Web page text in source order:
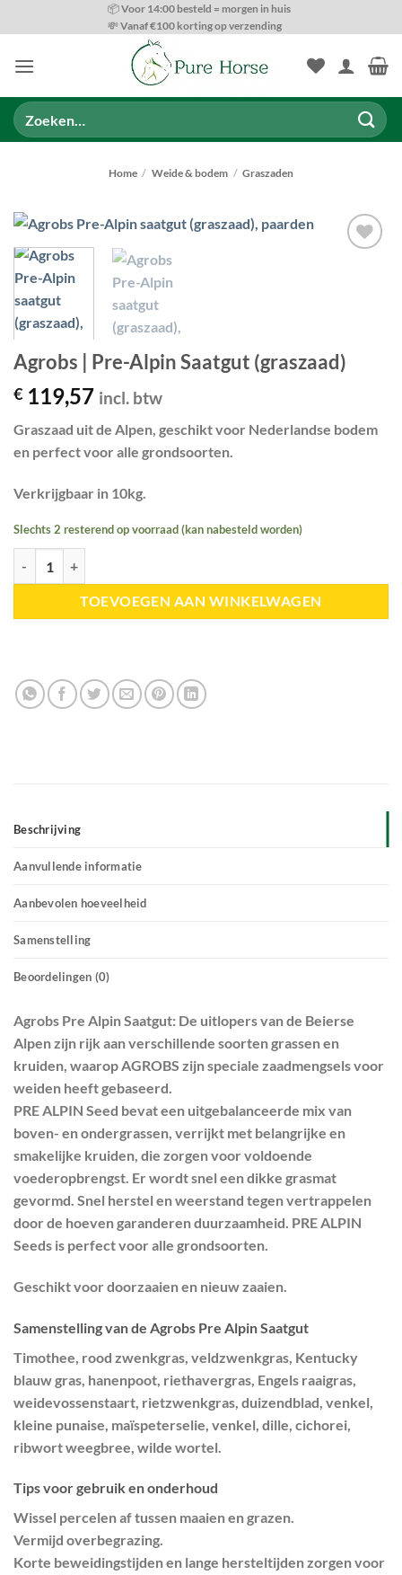
naar
📦 Voor 14:00 besteld = morgen in huis
💸 Vanaf €100 korting op verzending
Zoeken
naar:
Home / Weide & bodem / Graszaden
Agrobs | Pre-Alpin Saatgut (graszaad)
€ 119,57 incl. btw
Graszaad uit de Alpen, geschikt voor Nederlandse bodem
en perfect voor alle grondsoorten.
Verkrijgbaar in 10kg.
Slechts 2 resterend op voorraad (kan nabesteld worden)
TOEVOEGEN AAN WINKELWAGEN
Beschrijving
Aanvullende informatie
Aanbevolen hoeveelheid
Samenstelling
Beoordelingen (0)
Agrobs Pre Alpin Saatgut: De uitlopers van de Beierse
Alpen zijn rijk aan verschillende soorten grassen en
kruiden, waarop AGROBS zijn speciale zaadmengsels voor
weiden heeft gebaseerd.
PRE ALPIN Seed bevat een uitgebalanceerde mix van
boven- en ondergrassen, verrijkt met belangrijke en
smakelijke kruiden, die zorgen voor voldoende
voederopbrengst. Er wordt snel een dikke grasmat
gevormd. Snel herstel en weerstand tegen vertrappelen
door de hoeven garanderen duurzaamheid. PRE ALPIN
Seeds is perfect voor alle grondsoorten.
Geschikt voor doorzaaien en nieuw zaaien.
Samenstelling van de Agrobs Pre Alpin Saatgut
Timothee, rood zwenkgras, veldzwenkgras, Kentucky
blauw gras, hanenpoot, riethavergras, Engels raaigras,
weidevossenstaart, rietzwenkgras, duizendblad, venkel,
kleine punaise, maïspeterselie, venkel, dille, cichorei,
ribwort weegbree, wilde wortel.
Tips voor gebruik en onderhoud
Wissel percelen af tussen maaien en grazen.
Vermijd overbegrazing.
Korte beweidingstijden en lange hersteltijden zorgen voor